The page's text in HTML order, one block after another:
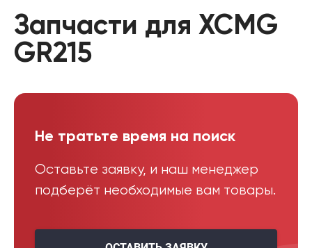
Запчасти для XCMG
GR215
Не тратьте время на поиск
Оставьте заявку, и наш менеджер
подберёт необходимые вам товары.